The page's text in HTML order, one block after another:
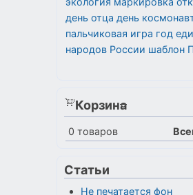
день отца день
пальчиковая игра год
народов России шаблон
Корзина
0 товаров
Статьи
Не печатается фон